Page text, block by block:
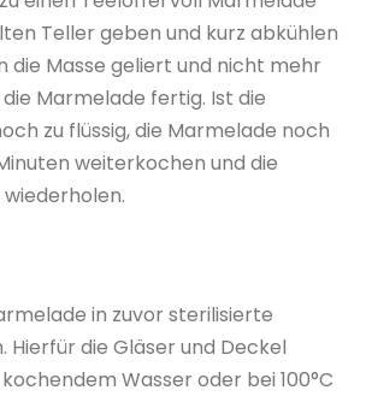
Teller geben und kurz abkühlen
die Masse geliert und nicht mehr
die Marmelade fertig. Ist die
zu flüssig, die Marmelade noch
weiterkochen und die
in zuvor sterilisierte
Hierfür die Gläser und Deckel
Wasser oder bei 100°C